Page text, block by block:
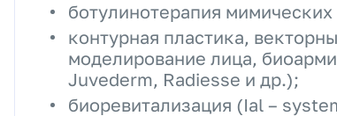
ботулинотерапия
контурная пластика,
моделирование лица,
Juvederm, Radiesse и др.);
биоревитализация (Ial –